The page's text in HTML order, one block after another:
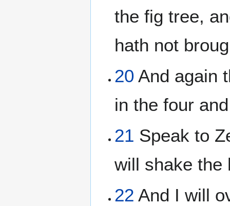
the fig tree,
hath not
20 And again
in the four
21 Speak to
will shake the
22 And I will